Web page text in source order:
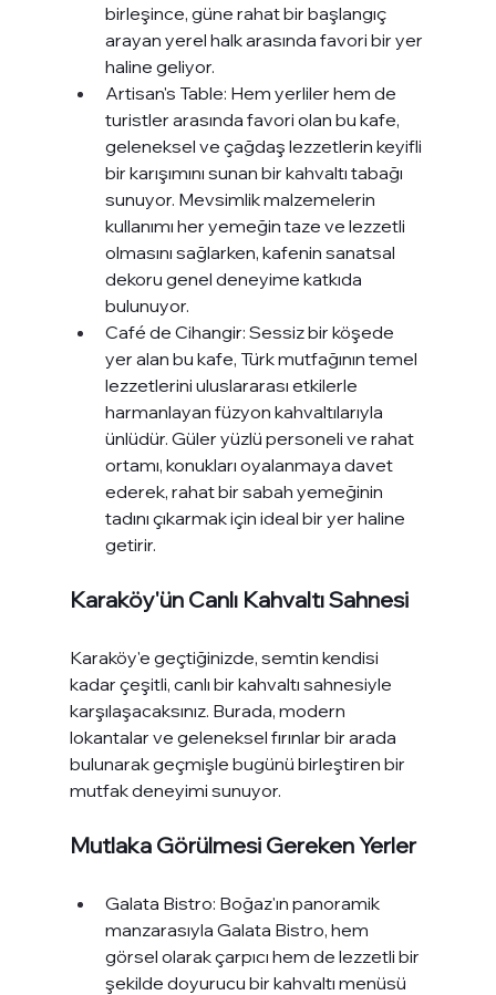
birleşince, güne rahat bir başlangıç
arayan yerel halk arasında favori bir yer
haline geliyor.
Artisan's Table: Hem yerliler hem de
turistler arasında favori olan bu kafe,
geleneksel ve çağdaş lezzetlerin keyifli
bir karışımını sunan bir kahvaltı tabağı
sunuyor. Mevsimlik malzemelerin
kullanımı her yemeğin taze ve lezzetli
olmasını sağlarken, kafenin sanatsal
dekoru genel deneyime katkıda
bulunuyor.
Café de Cihangir: Sessiz bir köşede
yer alan bu kafe, Türk mutfağının temel
lezzetlerini uluslararası etkilerle
harmanlayan füzyon kahvaltılarıyla
ünlüdür. Güler yüzlü personeli ve rahat
ortamı, konukları oyalanmaya davet
ederek, rahat bir sabah yemeğinin
tadını çıkarmak için ideal bir yer haline
getirir.
Karaköy'ün Canlı Kahvaltı Sahnesi
Karaköy'e geçtiğinizde, semtin kendisi
kadar çeşitli, canlı bir kahvaltı sahnesiyle
karşılaşacaksınız. Burada, modern
lokantalar ve geleneksel fırınlar bir arada
bulunarak geçmişle bugünü birleştiren bir
mutfak deneyimi sunuyor.
Mutlaka Görülmesi Gereken Yerler
Galata Bistro: Boğaz'ın panoramik
manzarasıyla Galata Bistro, hem
görsel olarak çarpıcı hem de lezzetli bir
şekilde doyurucu bir kahvaltı menüsü